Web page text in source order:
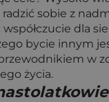
sobie z
dla
bycie innym
życia.